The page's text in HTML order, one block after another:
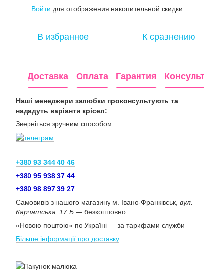
Войти для отображения накопительной скидки
В избранное К сравнению
Доставка Оплата Гарантия
Наші менеджери залюбки проконсультують та
нададуть варіанти крісел:
Зверніться зручним способом:
+380 93 344 40 46
+380 95 938 37 44
+380 98 897 39 27
Самовивіз з нашого магазину м. Івано-Франківськ, вул.
Карпатська, 17 Б — безкоштовно
«Новою поштою» по Україні — за тарифами служби
Більше інформації про доставку